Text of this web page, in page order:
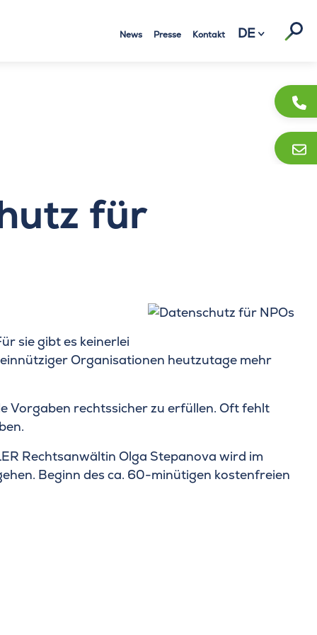
News Presse Kontakt DE
für
sie gibt es keinerlei
Organisationen heutzutage mehr
Vorgaben rechtssicher zu erfüllen. Oft fehlt
Rechtsanwältin Olga Stepanova wird im
Beginn des ca. 60-minütigen kostenfreien